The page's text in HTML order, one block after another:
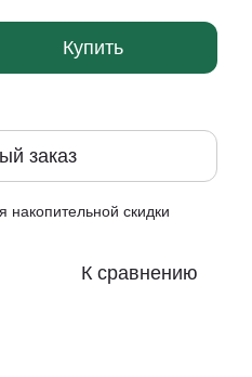
Купить
заказ
накопительной скидки
К сравнению